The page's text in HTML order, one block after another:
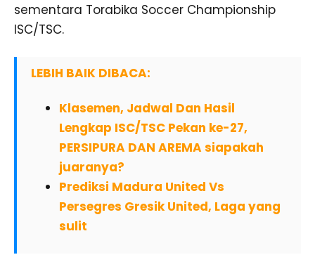
sementara Torabika Soccer Championship
ISC/TSC.
LEBIH BAIK DIBACA:
Klasemen, Jadwal Dan Hasil
Lengkap ISC/TSC Pekan ke-27,
PERSIPURA DAN AREMA siapakah
juaranya?
Prediksi Madura United Vs
Persegres Gresik United, Laga yang
sulit